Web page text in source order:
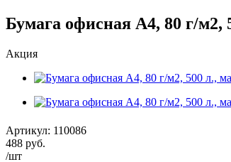
Бумага офисная А4, 80 г/м2,
Акция
Артикул: 110086
488 руб.
/шт